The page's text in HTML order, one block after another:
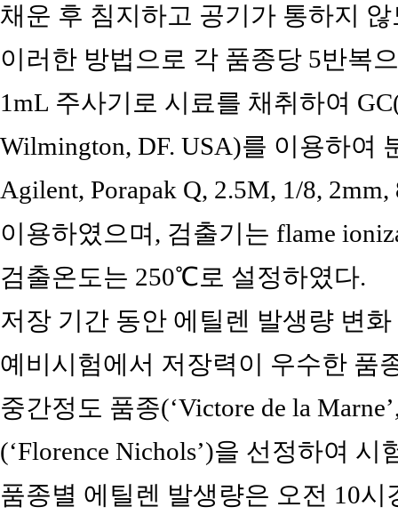
채운 후 침지하고 공기가 통하지
이러한 방법으로 각 품종당 5반복
1mL 주사기로 시료를 채취하여
Wilmington, DF. USA)를 이용하여
Agilent, Porapak Q, 2.5M, 1/8,
이용하였으며, 검출기는 flame
검출온도는 250℃로 설정하였다.
저장 기간 동안 에틸렌 발생량 변
예비시험에서 저장력이 우수한 품종
중간정도 품종(‘Victore de la
(‘Florence Nichols’)을 선정하여
품종별 에틸렌 발생량은 오전 10